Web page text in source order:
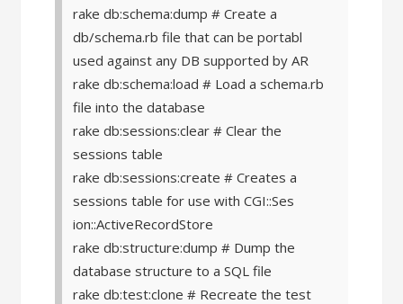
rake db:schema:dump # Create a
db/schema.rb file that can be portabl
used against any DB supported by AR
rake db:schema:load # Load a schema.rb
file into the database
rake db:sessions:clear # Clear the
sessions table
rake db:sessions:create # Creates a
sessions table for use with CGI::Ses
ion::ActiveRecordStore
rake db:structure:dump # Dump the
database structure to a SQL file
rake db:test:clone # Recreate the test